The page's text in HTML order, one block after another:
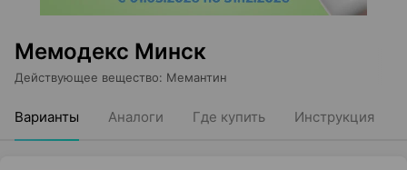
Мемодекс Минск
Действующее вещество: Мемантин
Варианты Аналоги Где купить Инструкция